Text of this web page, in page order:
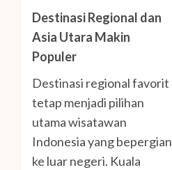
Destinasi Regional dan
Asia Utara Makin
Populer
Destinasi regional favorit
tetap menjadi pilihan
utama wisatawan
Indonesia yang bepergian
ke luar negeri. Kuala